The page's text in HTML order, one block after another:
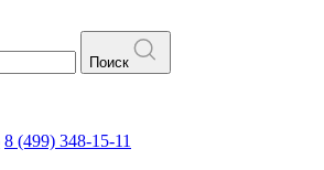
Поиск
8 (499) 348-15-11